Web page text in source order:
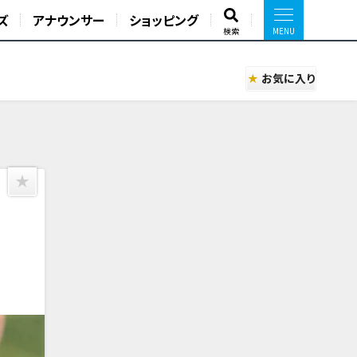
アナウンサー ショッピング
検索
お気に入り